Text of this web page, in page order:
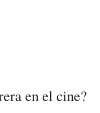
en el cine?